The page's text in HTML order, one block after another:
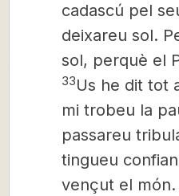
cadascú pel
deixareu sol.
sol, perquè el
33Us he dit tot
mi trobeu la
passareu
tingueu
vençut el món.